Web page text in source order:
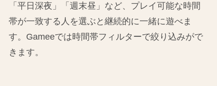
「平日深夜」「週末昼」など、プレイ可能な時間
帯が一致する人を選ぶと継続的に一緒に遊べま
す。Gameeでは時間帯フィルターで絞り込みがで
きます。